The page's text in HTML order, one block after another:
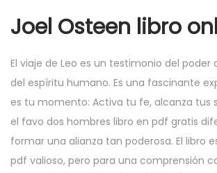
Joel Osteen libro
El viaje de Leo es un testimonio del poder
del espíritu humano. Es una fascinante
es tu momento: Activa tu fe, alcanza tus
el favo dos hombres libro en pdf gratis
formar una alianza tan poderosa. El libro
pdf valioso, pero para una comprensión